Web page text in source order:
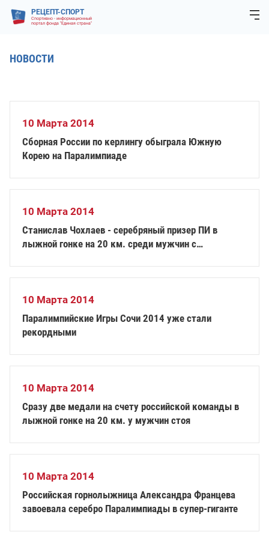
РЕЦЕПТ-СПОРТ
Спортивно - информационный
портал фонда "Единая страна"
НОВОСТИ
10 Марта 2014
Сборная России по керлингу обыграла Южную
Корею на Паралимпиаде
10 Марта 2014
Станислав Чохлаев - серебряный призер ПИ в
лыжной гонке на 20 км. среди мужчин с
10 Марта 2014
Паралимпийские Игры Сочи 2014 уже стали
рекордными
10 Марта 2014
Сразу две медали на счету российской команды в
лыжной гонке на 20 км. у мужчин стоя
10 Марта 2014
Российская горнолыжница Александра Францева
завоевала серебро Паралимпиады в супер-гиганте